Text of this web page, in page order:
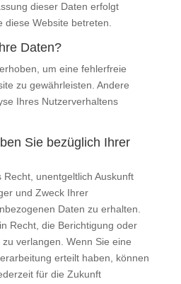
dieser Daten erfolgt
Website betreten.
Daten?
um eine fehlerfreie
zu gewährleisten. Andere
Ihres Nutzerverhaltens
Sie bezüglich Ihrer
unentgeltlich Auskunft
und Zweck Ihrer
Daten zu erhalten.
Recht, die Berichtigung oder
verlangen. Wenn Sie eine
erteilt haben, können
für die Zukunft